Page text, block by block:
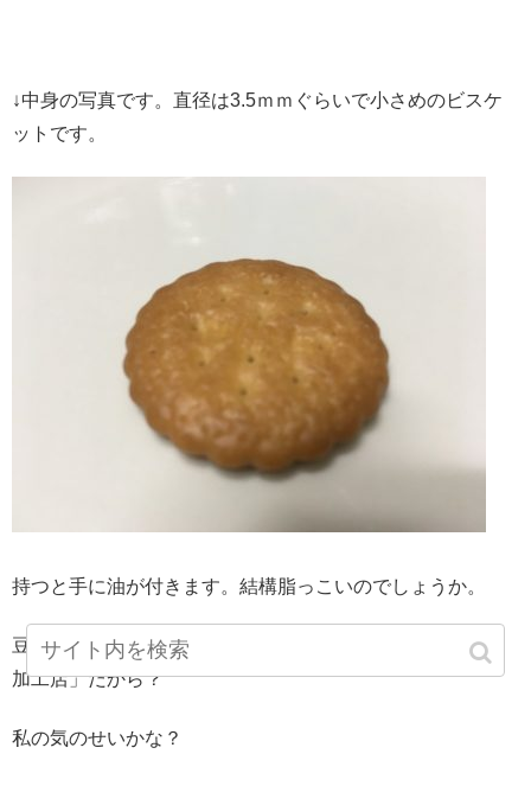
↓中身の写真です。直径は3.5ｍｍぐらいで小さめのビスケ
ットです。
持つと手に油が付きます。結構脂っこいのでしょうか。
豆乳のような大豆の香りを感じたのですが、製造が「煎豆
加工店」だから？
私の気のせいかな？